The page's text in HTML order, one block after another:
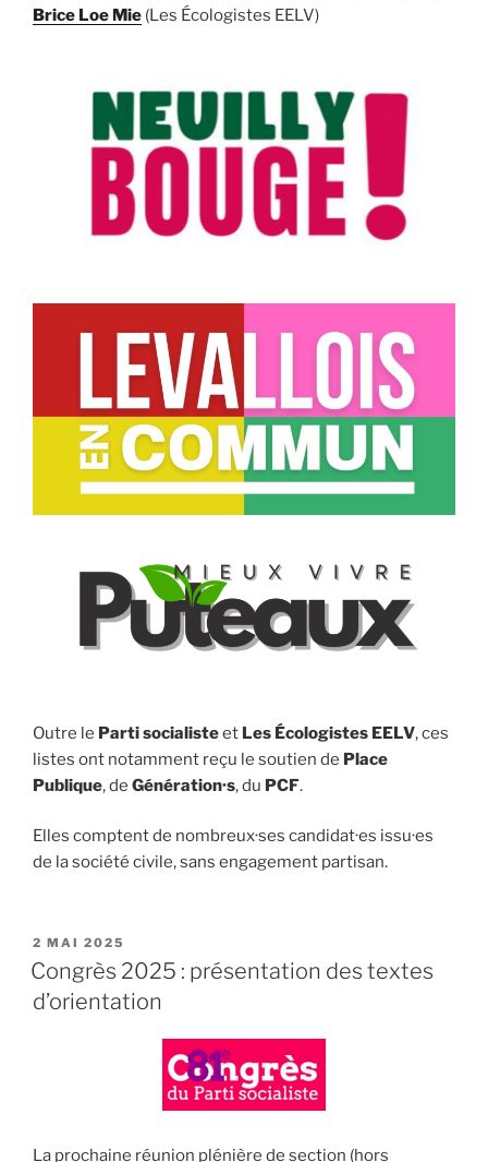
Brice Loe Mie (Les Écologistes EELV)
Outre le Parti socialisteet Les Écologistes EELV, ces
listes ont notamment reçu le soutien de Place
Publique, de Génération·s, du PCF.
Elles comptent de nombreux·ses candidat·es issu·es
de la société civile, sans engagement partisan.
PUBLIÉ
LE
2 MAI 2025
Congrès 2025 : présentation des textes
d’orientation
La prochaine réunion plénière de section (hors